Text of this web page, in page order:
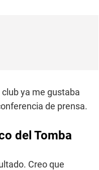
ya me gustaba
de prensa.
del Tomba
Creo que